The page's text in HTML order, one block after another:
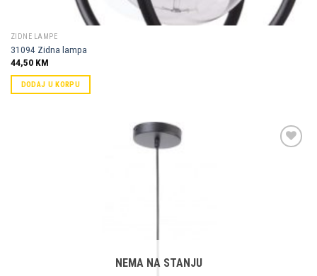
ZIDNE LAMPE
31094 Zidna lampa
44,50 KM
DODAJ U KORPU
NEMA NA STANJU